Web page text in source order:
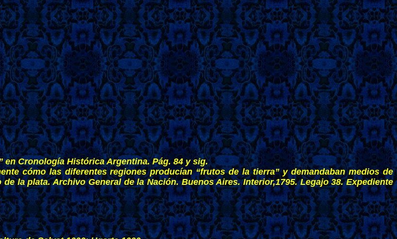
Cronología Histórica Argentina. Pág. 84 y sig.
cómo las diferentes regiones producían “frutos de la tierra” y demandaban medios de
la plata. Archivo General de la Nación. Buenos Aires. Interior,1795. Legajo 38. Expediente